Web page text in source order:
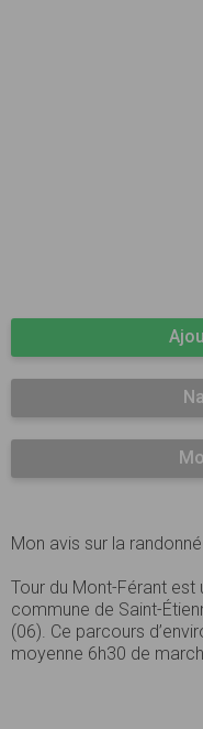
Mon avis sur la
Tour du Mont-Férant est
commune de Saint-
(06). Ce parcours
moyenne 6h30 de